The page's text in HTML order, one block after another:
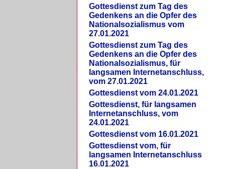
Gottesdienst zum Tag des
Gedenkens an die Opfer des
Nationalsozialismus vom
27.01.2021
Gottesdienst zum Tag des
Gedenkens an die Opfer des
Nationalsozialismus, für
langsamen Internetanschluss,
vom 27.01.2021
Gottesdienst vom 24.01.2021
Gottesdienst, für langsamen
Internetanschluss, vom
24.01.2021
Gottesdienst vom 16.01.2021
Gottesdienst vom, für
langsamen Internetanschluss
16.01.2021